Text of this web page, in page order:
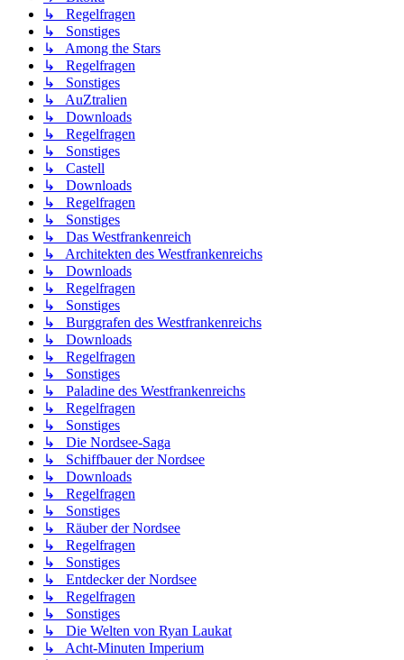
↳ Regelfragen
↳ Sonstiges
↳ Among the Stars
↳ Regelfragen
↳ Sonstiges
↳ AuZtralien
↳ Downloads
↳ Regelfragen
↳ Sonstiges
↳ Castell
↳ Downloads
↳ Regelfragen
↳ Sonstiges
↳ Das Westfrankenreich
↳ Architekten des Westfrankenreichs
↳ Downloads
↳ Regelfragen
↳ Sonstiges
↳ Burggrafen des Westfrankenreichs
↳ Downloads
↳ Regelfragen
↳ Sonstiges
↳ Paladine des Westfrankenreichs
↳ Regelfragen
↳ Sonstiges
↳ Die Nordsee-Saga
↳ Schiffbauer der Nordsee
↳ Downloads
↳ Regelfragen
↳ Sonstiges
↳ Räuber der Nordsee
↳ Regelfragen
↳ Sonstiges
↳ Entdecker der Nordsee
↳ Regelfragen
↳ Sonstiges
↳ Die Welten von Ryan Laukat
↳ Acht-Minuten Imperium